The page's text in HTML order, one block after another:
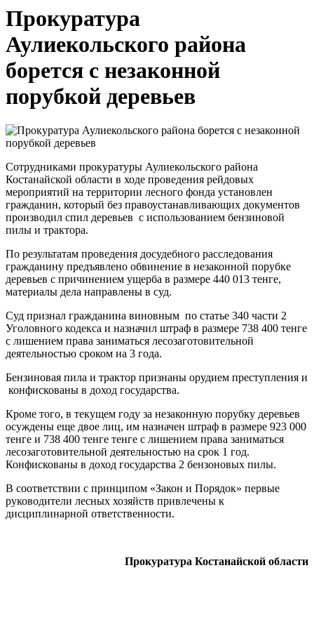
Прокуратура
Аулиекольского района
борется с незаконной
порубкой деревьев
Сотрудниками прокуратуры Аулиекольского района
Костанайской области в ходе проведения рейдовых
мероприятий на территории лесного фонда установлен
гражданин, который без правоустанавливающих документов
производил спил деревьев с использованием бензиновой
пилы и трактора.
По результатам проведения досудебного расследования
гражданину предъявлено обвинение в незаконной порубке
деревьев с причинением ущерба в размере 440 013 тенге,
материалы дела направлены в суд.
Суд признал гражданина виновным по статье 340 части 2
Уголовного кодекса и назначил штраф в размере 738 400 тенге
с лишением права заниматься лесозаготовительной
деятельностью сроком на 3 года.
Бензиновая пила и трактор признаны орудием преступления и
конфискованы в доход государства.
Кроме того, в текущем году за незаконную порубку деревьев
осуждены еще двое лиц, им назначен штраф в размере 923 000
тенге и 738 400 тенге тенге с лишением права заниматься
лесозаготовительной деятельностью на срок 1 год.
Конфискованы в доход государства 2 бензоновых пилы.
В соответствии с принципом «Закон и Порядок» первые
руководители лесных хозяйств привлечены к
дисциплинарной ответственности.
Прокуратура Костанайской области